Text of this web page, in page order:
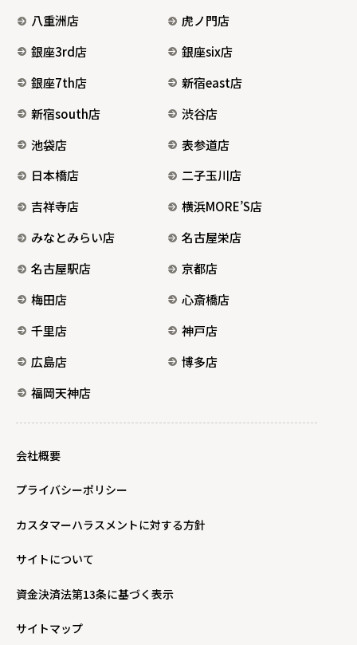
八重洲店
虎ノ門店
銀座3rd店
銀座six店
銀座7th店
新宿east店
新宿south店
渋谷店
池袋店
表参道店
日本橋店
二子玉川店
吉祥寺店
横浜MORE’S店
みなとみらい店
名古屋栄店
名古屋駅店
京都店
梅田店
心斎橋店
千里店
神戸店
広島店
博多店
福岡天神店
会社概要
プライバシーポリシー
カスタマーハラスメントに対する方針
サイトについて
資金決済法第13条に基づく表示
サイトマップ